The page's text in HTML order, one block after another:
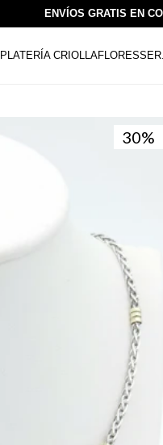
ENVÍOS GRATIS EN
PLATERÍA CRIOLLAFLORESSER.
30